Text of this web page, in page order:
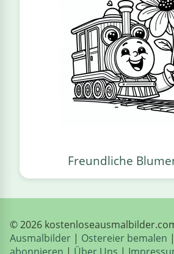
Freundliche
© 2026
Ausmalbilder | Ostereier bemalen |